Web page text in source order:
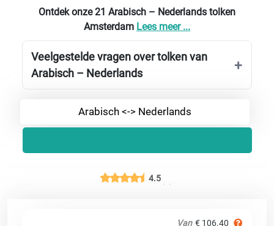
Ontdek onze 21 Arabisch – Nederlands tolken
Amsterdam Lees meer ...
Veelgestelde vragen over tolken van
Arabisch – Nederlands
Arabisch <-> Nederlands
4.5
Van € 106.40